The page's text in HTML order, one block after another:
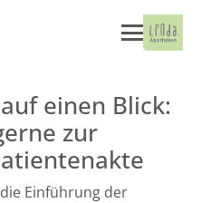
einen Blick:
zur
Einführung der